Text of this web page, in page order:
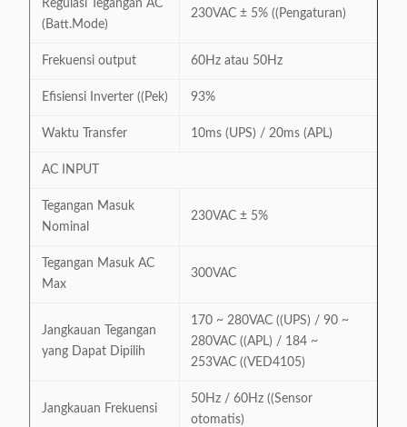
Regulasi Tegangan AC
(Batt.Mode)
230VAC ± 5% ((Pengaturan)
Frekuensi output 60Hz atau 50Hz
Efisiensi Inverter ((Pek) 93%
Waktu Transfer 10ms (UPS) / 20ms (APL)
AC INPUT
Tegangan Masuk
Nominal
230VAC ± 5%
Tegangan Masuk AC
Max
300VAC
Jangkauan Tegangan
yang Dapat Dipilih
170 ~ 280VAC ((UPS) / 90 ~
280VAC ((APL) / 184 ~
253VAC ((VED4105)
Jangkauan Frekuensi
50Hz / 60Hz ((Sensor
otomatis)